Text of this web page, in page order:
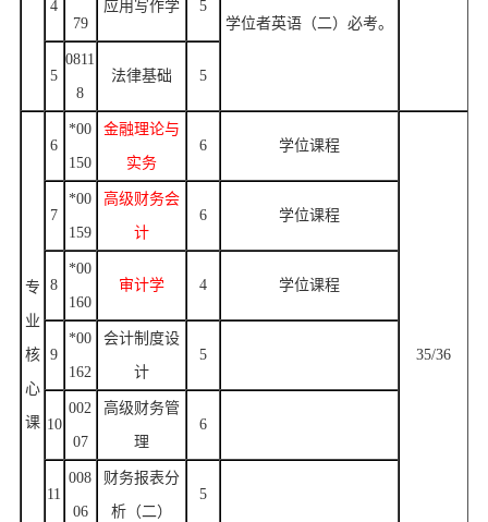
学位者英语（二）必考。
4
79
应用写作学 5
5
0811
8
法律基础 5
专
业
核
心
课
6
*00
150
金融理论与
实务
6 学位课程
35/36
7
*00
159
高级财务会
计
6 学位课程
8
*00
160
审计学 4 学位课程
9
*00
162
会计制度设
计
5
10
002
07
高级财务管
理
6
11
008
06
财务报表分
析（二）
5